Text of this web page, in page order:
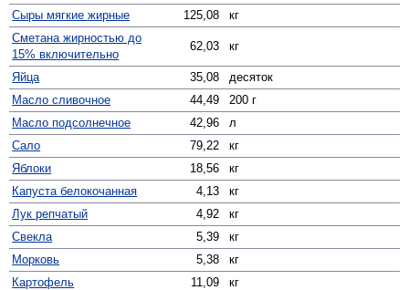
Сыры мягкие жирные 125,08
кг
Сметана жирностью до
15% включительно
62,03 кг
Яйца 35,08
десяток
Масло сливочное
44,49
200 г
Масло подсолнечное
42,96
л
Сало
79,22
кг
Яблоки
18,56
кг
Капуста белокочанная
4,13
кг
Лук репчатый
4,92
кг
Свекла
5,39
кг
Морковь
5,38
кг
Картофель
11,09
кг